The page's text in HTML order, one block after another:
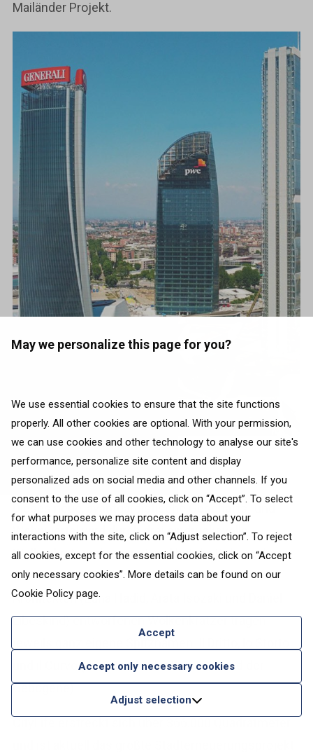
May we personalize this page for you?
We use essential cookies to ensure that the site functions
properly. All other cookies are optional. With your permission,
we can use cookies and other technology to analyse our site's
performance, personalize site content and display
personalized ads on social media and other channels. If you
consent to the use of all cookies, click on “Accept”. To select
for what purposes we may process data about your
interactions with the site, click on “Adjust selection”. To reject
all cookies, except for the essential cookies, click on “Accept
only necessary cookies”. More details can be found on our
Cookie Policy page.
Accept
Accept only necessary cookies
Adjust selection
Mailänder Projekt.
Photo by Alberto Fanelli
Dieses neue, avantgardistische Geschäfts- und
Wohnviertel wird durch drei eindrucksvolle
Wolkenkratzer dominiert und hat die Kulisse der
Stadt definitiv verändert. Die von drei Star-
Architekten (Zaha Hadid, Arata Isozaki und Daniel
Libeskind) entworfenen Wolkenkratzer tragen
jeweils ganz eigene Spitznamen: Il Dritto, lo Storto
und il Curvo (der Gerade, der Krumme und der
Gebogene).